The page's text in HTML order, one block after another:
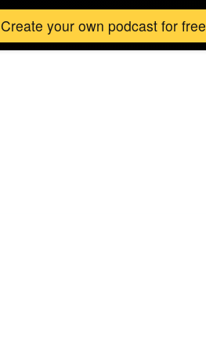
Create your own podcast for free